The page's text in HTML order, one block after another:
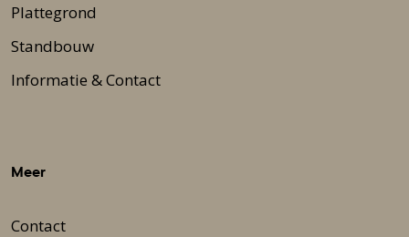
Plattegrond
Standbouw
Informatie & Contact
Meer
Contact